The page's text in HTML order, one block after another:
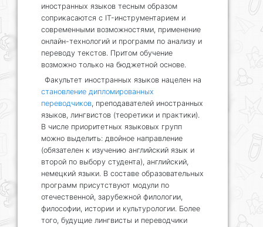
иностранных языков тесным образом
соприкасаются с IT-инструментарием и
современными возможностями, применение
онлайн-технологий и программ по анализу и
переводу текстов. Притом обучение
возможно только на бюджетной основе.
Факультет иностранных языков нацелен на
становление дипломированных
переводчиков, преподавателей иностранных
языков, лингвистов (теоретики и практики).
В числе приоритетных языковых групп
можно выделить: двойное направление
(обязателен к изучению английский язык и
второй по выбору студента), английский,
немецкий языки. В составе образовательных
программ присутствуют модули по
отечественной, зарубежной филологии,
философии, истории и культурологии. Более
того, будущие лингвисты и переводчики